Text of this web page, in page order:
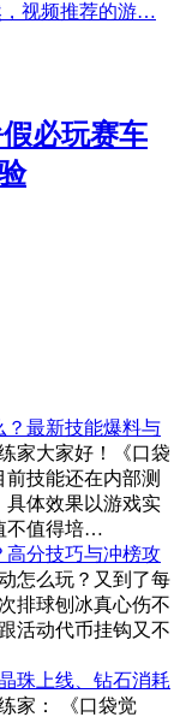
，视频推荐的游…
必玩赛车
？最新技能爆料与
家大家好！《口袋
技能还在内部测
具体效果以游戏实
不值得培…
高分技巧与冲榜攻
怎么玩？又到了每
排球刨冰真心伤不
活动代币挂钩又不
珠上线、钻石消耗
家： 《口袋觉